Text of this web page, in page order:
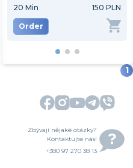
Min 188 PLN
Order
20 Min 150 PLN
Order
1
Zbývají nějaké otázky?
Kontaktujte nás!
+380 97 270 38 13